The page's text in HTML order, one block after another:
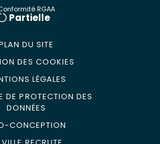
RGAA
Partielle
DU SITE
DES COOKIES
LÉGALES
DE PROTECTION DES
DONNÉES
CONCEPTION